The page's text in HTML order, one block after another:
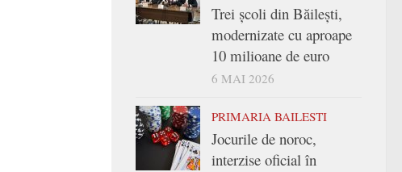
Trei şcoli din Băileşti,
modernizate cu aproape
10 milioane de euro
6 MAI 2026
PRIMARIA BAILESTI
Jocurile de noroc,
interzise oficial în